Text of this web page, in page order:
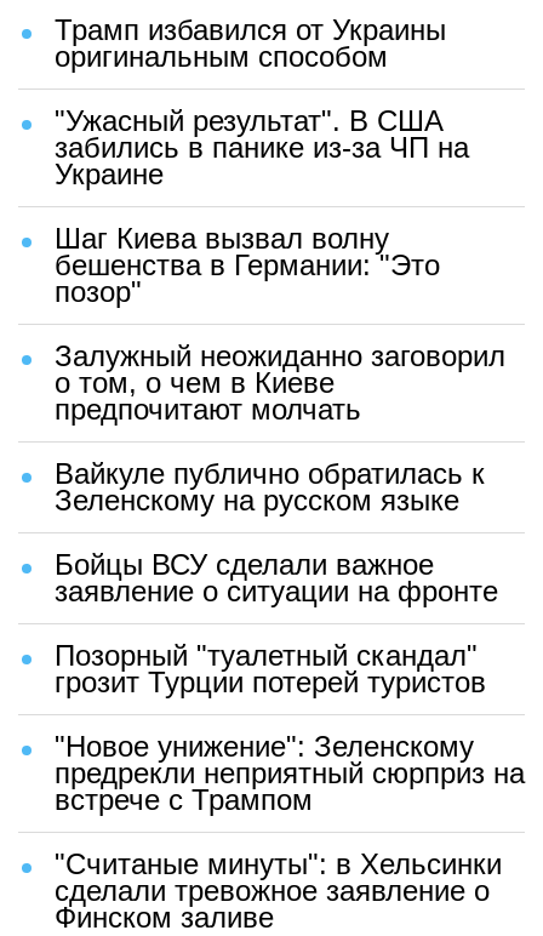
Трамп избавился от Украины
оригинальным способом
"Ужасный результат". В США
забились в панике из-за ЧП на
Украине
Шаг Киева вызвал волну
бешенства в Германии: "Это
позор"
Залужный неожиданно заговорил
о том, о чем в Киеве
предпочитают молчать
Вайкуле публично обратилась к
Зеленскому на русском языке
Бойцы ВСУ сделали важное
заявление о ситуации на фронте
Позорный "туалетный скандал"
грозит Турции потерей туристов
"Новое унижение": Зеленскому
предрекли неприятный сюрприз на
встрече с Трампом
"Считаные минуты": в Хельсинки
сделали тревожное заявление о
Финском заливе